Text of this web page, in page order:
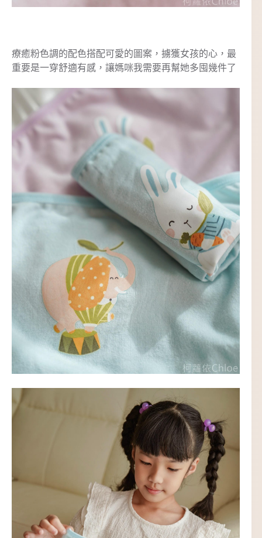
療癒粉色調的配色搭配可愛的圖案，擄獲女孩的心，最
重要是一穿舒適有感，讓媽咪我需要再幫她多囤幾件了